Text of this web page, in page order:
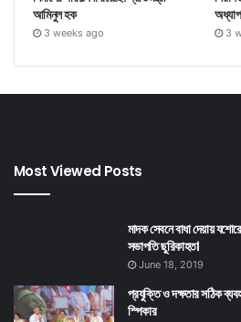
আমিনুল হক
3 weeks ago 3
Most Viewed Posts
মাদক সেবনে বাধা দেয়ায়
সভাপতি ছুরিকাহত।
June 18, 2019
প্রযুক্তি ও দক্ষতার সঠিক
স্পিকার